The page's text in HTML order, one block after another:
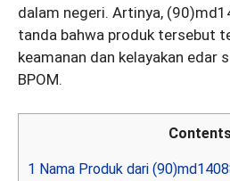
dalam negeri. Artinya,
tanda bahwa produk tersebut
keamanan dan kelayakan edar
BPOM.
1 Nama Produk dari